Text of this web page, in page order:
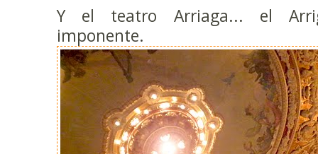
Y el teatro Arriaga... el
imponente.